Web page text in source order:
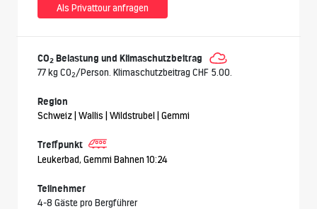
Als Privattour anfragen
CO2 Belastung und Klimaschutzbeitrag
77 kg CO2/Person. Klimaschutzbeitrag CHF 5.00.
Region
Schweiz | Wallis | Wildstrubel | Gemmi
Treffpunkt
Leukerbad, Gemmi Bahnen 10:24
Teilnehmer
4-8 Gäste pro Bergführer